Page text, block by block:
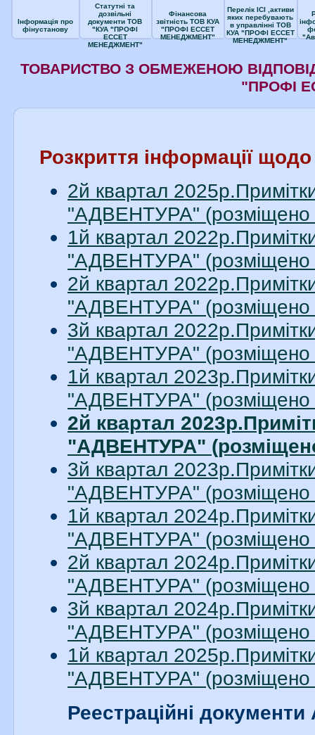
Інформація про
фінустанову
Статутні та
дозвільні
документи ТОВ
"КУА "ПРОФІ
ЕССЕТ
МЕНЕДЖМЕНТ"
Фінансова
звітність ТОВ КУА
"ПРОФІ ЕССЕТ
МЕНЕДЖМЕНТ"
Перелік ІСІ ,активи
яких перебувають
в управлінні ТОВ
КУА "ПРОФІ ЕССЕТ
МЕНЕДЖМЕНТ"
ТОВАРИСТВО З ОБМЕЖЕНОЮ
"ПРОФІ
Розкриття інформації
2й квартал
"АДВЕНТУРА"
1й квартал
"АДВЕНТУРА"
2й квартал
"АДВЕНТУРА"
3й квартал
"АДВЕНТУРА"
1й квартал
"АДВЕНТУРА"
2й квартал
"АДВЕНТУРА"
3й квартал
"АДВЕНТУРА"
1й квартал
"АДВЕНТУРА"
2й квартал
"АДВЕНТУРА"
3й квартал
"АДВЕНТУРА"
1й квартал
"АДВЕНТУРА"
Реестраційні